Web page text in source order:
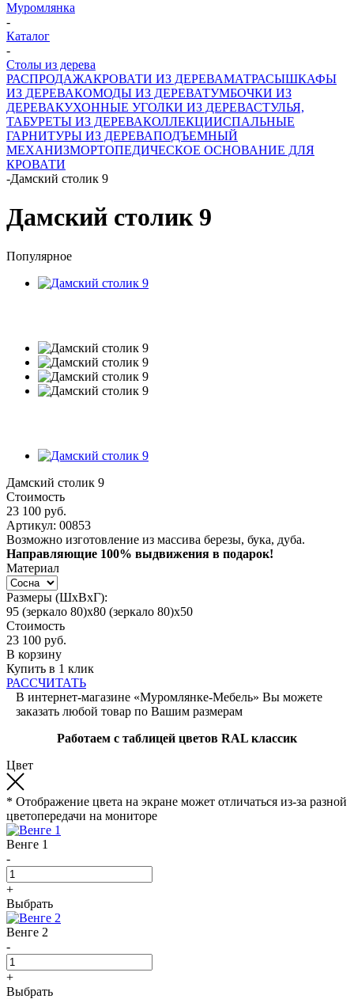
Муромлянка
-
Каталог
-
Столы из дерева
РАСПРОДАЖАКРОВАТИ ИЗ ДЕРЕВАМАТРАСЫШКАФЫ
ИЗ ДЕРЕВАКОМОДЫ ИЗ ДЕРЕВАТУМБОЧКИ ИЗ
ДЕРЕВАКУХОННЫЕ УГОЛКИ ИЗ ДЕРЕВАСТУЛЬЯ,
ТАБУРЕТЫ ИЗ ДЕРЕВАКОЛЛЕКЦИИСПАЛЬНЫЕ
ГАРНИТУРЫ ИЗ ДЕРЕВАПОДЪЕМНЫЙ
МЕХАНИЗМОРТОПЕДИЧЕСКОЕ ОСНОВАНИЕ ДЛЯ
КРОВАТИ
-Дамский столик 9
Дамский столик 9
Популярное
Дамский столик 9
Стоимость
23 100 руб.
Артикул: 00853
Возможно изготовление из массива березы, бука, дуба.
Направляющие 100% выдвижения в подарок!
Материал
Размеры (ШxВxГ):
95 (зеркало 80)x80 (зеркало 80)x50
Стоимость
23 100 руб.
В корзину
Купить в 1 клик
РАССЧИТАТЬ
В интернет-магазине «Муромлянке-Мебель» Вы можете
заказать любой товар по Вашим размерам
Работаем с таблицей цветов RAL классик
Цвет
* Отображение цвета на экране может отличаться из-за разной
цветопередачи на мониторе
Венге 1
-
+
Выбрать
Венге 2
-
+
Выбрать